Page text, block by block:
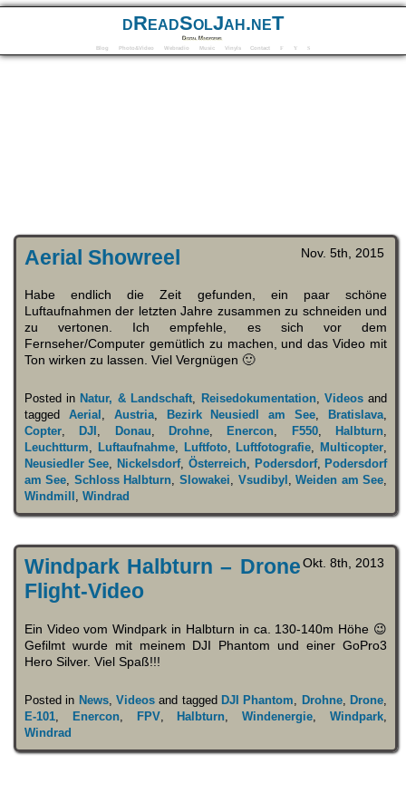
dReadSolJah.neT
Digital Mindforms
Blog Photo&Video Webradio Music Vinyls Contact F Y S
Nov. 5th, 2015
Aerial Showreel
Habe endlich die Zeit gefunden, ein paar schöne
Luftaufnahmen der letzten Jahre zusammen zu schneiden und
zu vertonen. Ich empfehle, es sich vor dem
Fernseher/Computer gemütlich zu machen, und das Video mit
Ton wirken zu lassen. Viel Vergnügen 🙂
Posted in Natur, & Landschaft, Reisedokumentation, Videosand
tagged Aerial , Austria, Bezirk Neusiedl am See, Bratislava,
Copter, DJI , Donau, Drohne, Enercon, F550, Halbturn,
Leuchtturm, Luftaufnahme, Luftfoto, Luftfotografie, Multicopter,
Neusiedler See, Nickelsdorf, Österreich, Podersdorf, Podersdorf
am See, Schloss Halbturn,Slowakei, Vsudibyl ,Weiden am See,
Windmill , Windrad
Okt. 8th, 2013
Windpark Halbturn – Drone
Flight-Video
Ein Video vom Windpark in Halbturn in ca. 130-140m Höhe 😉
Gefilmt wurde mit meinem DJI Phantom und einer GoPro3
Hero Silver. Viel Spaß!!!
Posted in News, Videosand tagged DJI Phantom, Drohne, Drone,
E-101, Enercon, FPV, Halbturn,Windenergie,Windpark,
Windrad